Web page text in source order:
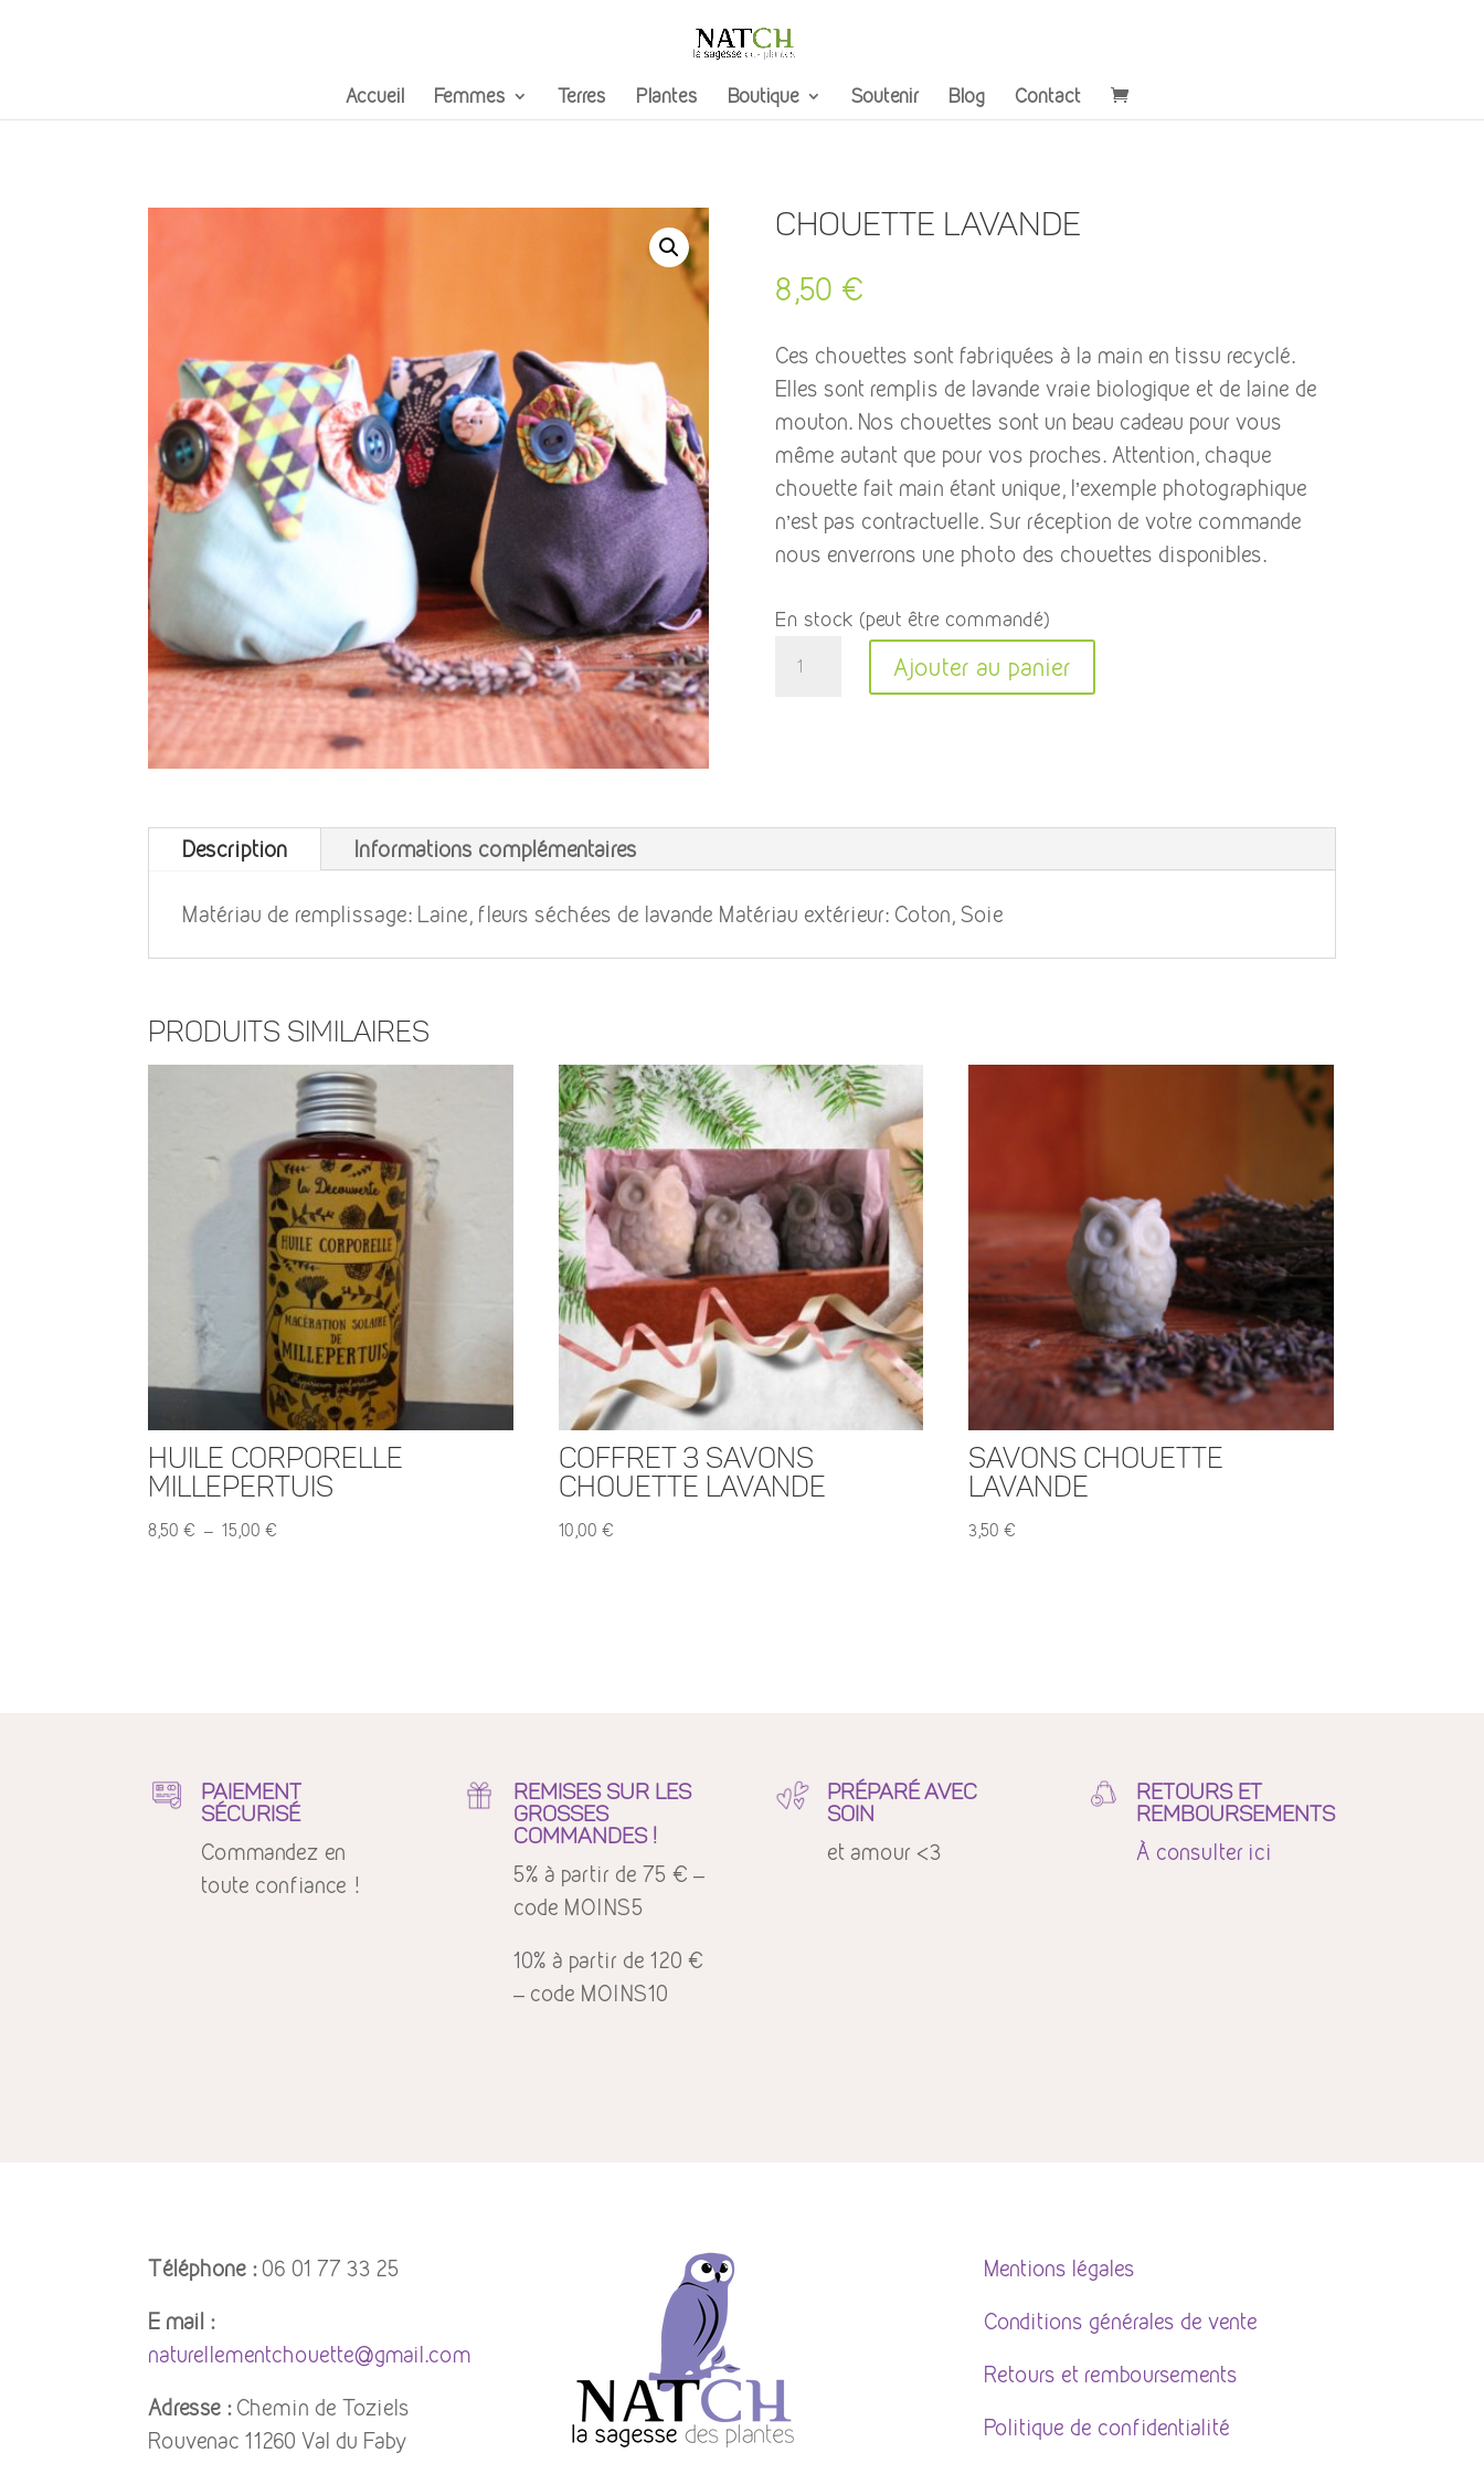
Accueil Femmes Terres Plantes Boutique Soutenir Blog Contact
Chouette Lavande
8,50 €
Ces chouettes sont fabriquées à la main en tissu recyclé.
Elles sont remplis de lavande vraie biologique et de laine de
mouton. Nos chouettes sont un beau cadeau pour vous
même autant que pour vos proches. Attention, chaque
chouette fait main étant unique, l’exemple photographique
n’est pas contractuelle. Sur réception de votre commande
nous enverrons une photo des chouettes disponibles.
En stock (peut être commandé)
Ajouter au panier
Description Informations complémentaires
Matériau de remplissage: Laine, fleurs séchées de lavande Matériau extérieur: Coton, Soie
Produits similaires
Huile Corporelle
Millepertuis
8,50€ – 15,00€
Coffret 3 savons
chouette lavande
10,00 €
Savons Chouette
lavande
3,50€
PAIEMENT
SÉCURISÉ
Commandez en
toute confiance !
REMISES SUR LES
GROSSES
COMMANDES !
5% à partir de 75 € –
code MOINS5
10% à partir de 120 €
– code MOINS10
PRÉPARÉ AVEC
SOIN
et amour <3
RETOURS ET
REMBOURSEMENTS
À consulter ici
Téléphone :06 01 77 33 25
E mail :
naturellementchouette@gmail.com
Adresse :Chemin de Toziels
Rouvenac 11260 Val du Faby
Mentions légales
Conditions générales de vente
Retours et remboursements
Politique de confidentialité